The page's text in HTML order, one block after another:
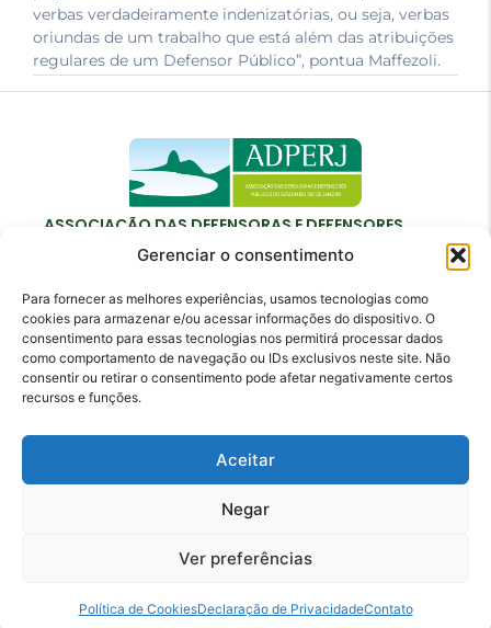
Gerenciar o consentimento
Para fornecer as melhores experiências, usamos tecnologias como
cookies para armazenar e/ou acessar informações do dispositivo. O
consentimento para essas tecnologias nos permitirá processar dados
como comportamento de navegação ou IDs exclusivos neste site. Não
consentir ou retirar o consentimento pode afetar negativamente certos
recursos e funções.
Aceitar
Negar
Ver preferências
Política de CookiesDeclaração de PrivacidadeContato
verbas verdadeiramente indenizatórias, ou seja, verbas
oriundas de um trabalho que está além das atribuições
regulares de um Defensor Público”, pontua Maffezoli.
ASSOCIAÇÃO DAS DEFENSORAS E DEFENSORES
PÚBLICOS DO ESTADO DO RIO DE JANEIRO
Contato
adperj@adperj.com.br
(21) 2220-6022
Janeiro - RJ - CEP: 20011-020